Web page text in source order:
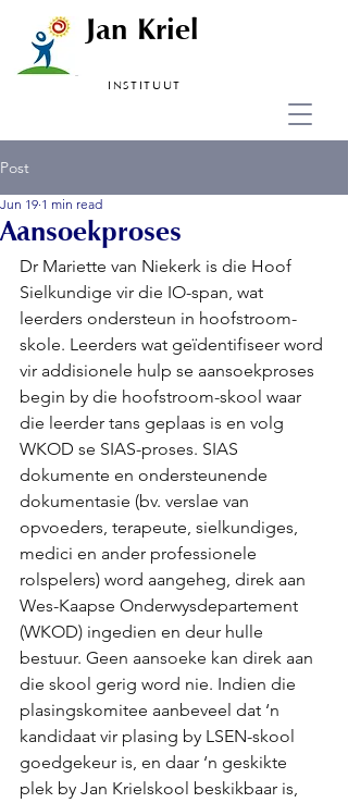
Jan Kriel
INSTITUUT
Post
Aansoekproses
Jun 19 1 min read
Dr Mariette van Niekerk is die Hoof
Sielkundige vir die IO-span, wat
leerders ondersteun in hoofstroom-
skole. Leerders wat geïdentifiseer word
vir addisionele hulp se aansoekproses
begin by die hoofstroom-skool waar
die leerder tans geplaas is en volg
WKOD se SIAS-proses. SIAS
dokumente en ondersteunende
dokumentasie (bv. verslae van
opvoeders, terapeute, sielkundiges,
medici en ander professionele
rolspelers) word aangeheg, direk aan
Wes-Kaapse Onderwysdepartement
(WKOD) ingedien en deur hulle
bestuur. Geen aansoeke kan direk aan
die skool gerig word nie. Indien die
plasingskomitee aanbeveel dat ‘n
kandidaat vir plasing by LSEN-skool
goedgekeur is, en daar ‘n geskikte
plek by Jan Krielskool beskikbaar is,